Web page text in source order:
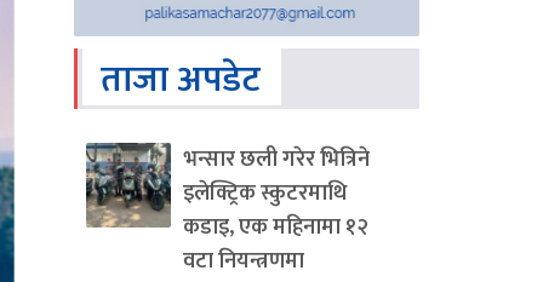
ताजा अपडेट
भन्सार छली गरेर भित्रिने
इलेक्ट्रिक स्कुटरमाथि
कडाइ, एक महिनामा १२
वटा नियन्त्रणमा